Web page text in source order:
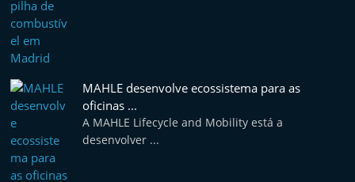
MAHLE desenvolve ecossistema para as
oficinas ...
A MAHLE Lifecycle and Mobility está a
desenvolver ...